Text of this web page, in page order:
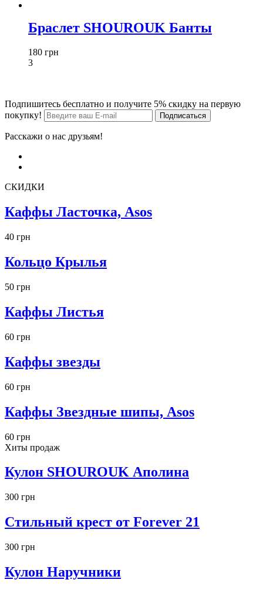
Браслет SHOUROUK Банты
180 грн
3
Подпишитесь бесплатно и получите 5% скидку на первую
покупку!
Расскажи о нас друзьям!
СКИДКИ
Каффы Ласточка, Asos
40 грн
Кольцо Крылья
50 грн
Каффы Листья
60 грн
Каффы звезды
60 грн
Каффы Звездные шипы, Asos
60 грн
Хиты продаж
Кулон SHOUROUK Аполина
300 грн
Стильный крест от Forever 21
300 грн
Кулон Наручники